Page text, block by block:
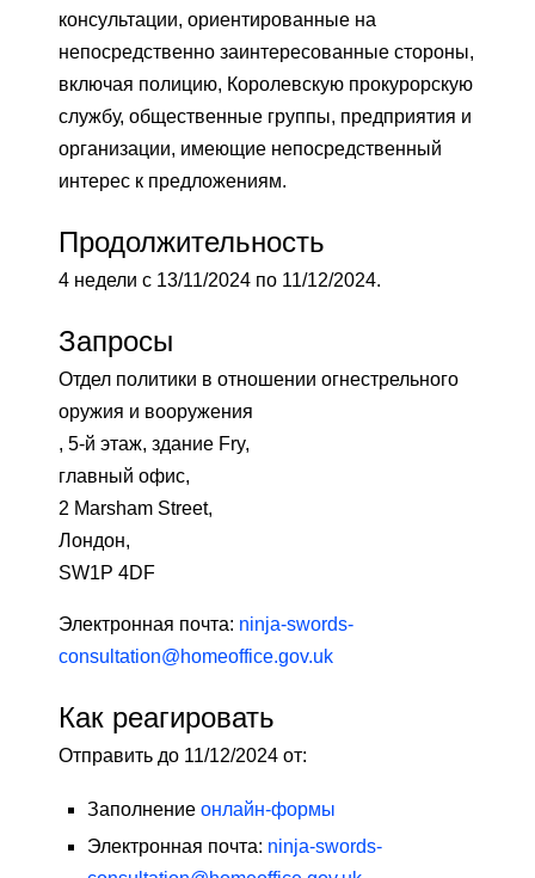
консультации, ориентированные на
непосредственно заинтересованные стороны,
включая полицию, Королевскую прокурорскую
службу, общественные группы, предприятия и
организации, имеющие непосредственный
интерес к предложениям.
Продолжительность
4 недели с 13/11/2024 по 11/12/2024.
Запросы
Отдел политики в отношении огнестрельного
оружия и вооружения
, 5-й этаж, здание Fry,
главный офис,
2 Marsham Street,
Лондон,
SW1P 4DF
Электронная почта: ninja-swords-
consultation@homeoffice.gov.uk
Как реагировать
Отправить до 11/12/2024 от:
Заполнение онлайн-формы
Электронная почта: ninja-swords-